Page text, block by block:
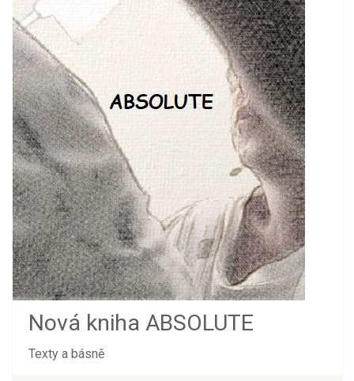
Nová kniha ABSOLUTE
Texty a básně